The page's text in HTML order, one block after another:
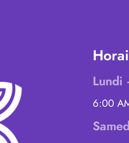
Lundi
6:00